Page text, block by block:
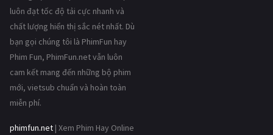
luôn đạt tốc độ tải cực nhanh và
chất lượng hiển thị sắc nét nhất. Dù
bạn gọi chúng tôi là PhimFun hay
Phim Fun, PhimFun.net vẫn luôn
cam kết mang đến những bộ phim
mới, vietsub chuẩn và hoàn toàn
miễn phí.
phimfun.net | Xem Phim Hay Online